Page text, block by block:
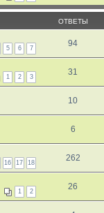
ОТВЕТЫ
5 6 7 94
1 2 3 31
10
6
16 17 18 262
1 2 26